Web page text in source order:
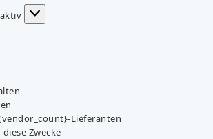
Lieferanten
Zwecke